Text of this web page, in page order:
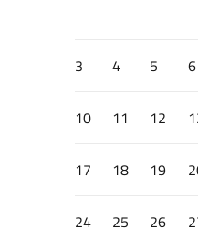
3 4 5 6
10 11 12
17 18 19
24 25 26